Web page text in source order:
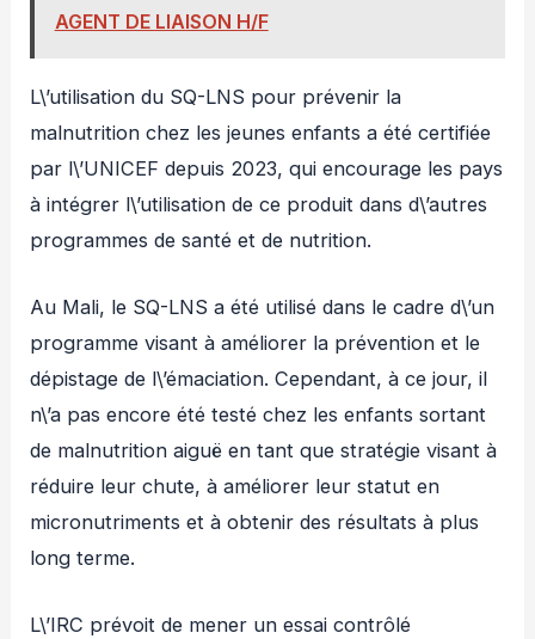
AGENT DE LIAISON H/F
L\’utilisation du SQ-LNS pour prévenir la
malnutrition chez les jeunes enfants a été certifiée
par l\’UNICEF depuis 2023, qui encourage les pays
à intégrer l\’utilisation de ce produit dans d\’autres
programmes de santé et de nutrition.
Au Mali, le SQ-LNS a été utilisé dans le cadre d\’un
programme visant à améliorer la prévention et le
dépistage de l\’émaciation. Cependant, à ce jour, il
n\’a pas encore été testé chez les enfants sortant
de malnutrition aiguë en tant que stratégie visant à
réduire leur chute, à améliorer leur statut en
micronutriments et à obtenir des résultats à plus
long terme.
L\’IRC prévoit de mener un essai contrôlé